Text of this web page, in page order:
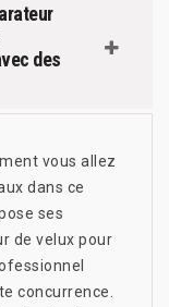
des
vous allez
dans ce
ses
de velux pour
concurrence.